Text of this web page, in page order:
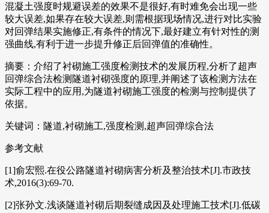
混凝土强度时规避误差的效果不是很好,有时难免会出现一些
较大误差,如果存在较大误差,则需根据现场情况,进行对比实验
对回弹结果实施修正,有条件的情况下,最好建立有针对性的测
强曲线,有利于进一步提升修正后回弹值的准确性。
摘要：介绍了衬砌施工强度检测技术的发展历程,分析了超声
回弹综合法检测隧道衬砌强度的原理,并阐述了该检测方法在
实际工程中的应用,为隧道衬砌施工强度的检测与控制提供了
依据。
关键词：隧道,衬砌施工,强度检测,超声回弹综合法
参考文献
[1]俞宏熙.在役公路隧道衬砌病害分析及整治技术[J].市政技
术,2016(3):69-70.
[2]张孙文.浅谈隧道衬砌后期裂缝成因及处理施工技术[J].低碳